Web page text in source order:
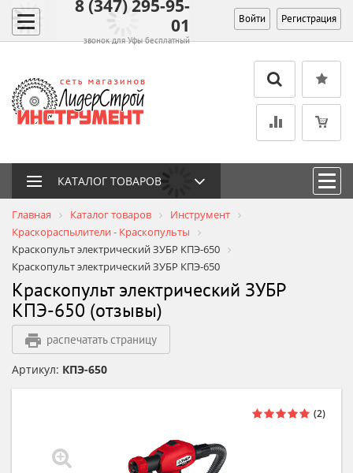
8 (347) 295-95-
01
звонок для Уфы бесплатный
Войти Регистрация
КАТАЛОГ ТОВАРОВ
Главная Каталог товаров
Инструмент
Краскораспылители - Краскопульты
Краскопульт электрический ЗУБР КПЭ-650
Краскопульт электрический ЗУБР КПЭ-650
Краскопульт электрический ЗУБР
КПЭ-650 (отзывы)
распечатать страницу
Артикул: КПЭ-650